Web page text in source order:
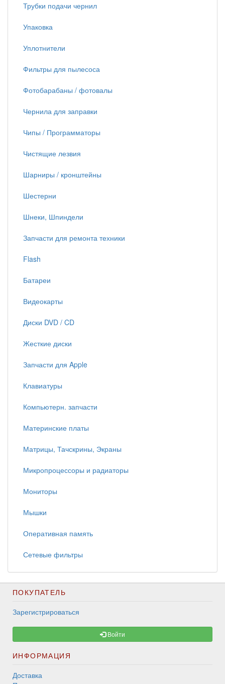
Трубки подачи чернил
Упаковка
Уплотнители
Фильтры для пылесоса
Фотобарабаны / фотовалы
Чернила для заправки
Чипы / Программаторы
Чистящие лезвия
Шарниры / кронштейны
Шестерни
Шнеки, Шпиндели
Запчасти для ремонта техники
Flash
Батареи
Видеокарты
Диски DVD / CD
Жесткие диски
Запчасти для Apple
Клавиатуры
Компьютерн. запчасти
Материнские платы
Матрицы, Тачскрины, Экраны
Микропроцессоры и радиаторы
Мониторы
Мышки
Оперативная память
Сетевые фильтры
ПОКУПАТЕЛЬ
Зарегистрироваться
Войти
ИНФОРМАЦИЯ
Доставка